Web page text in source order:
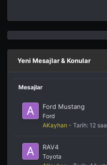
Yeni Mesajlar & Konular
Mesajlar
Ford Mustang
Ford
AKayhan - Tarih: 12
RAV4
Toyota